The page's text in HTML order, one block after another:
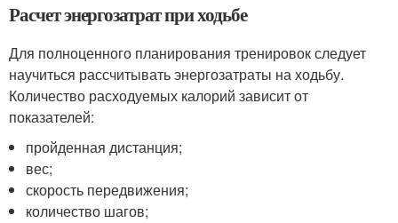
Расчет энергозатрат при ходьбе
Для полноценного планирования тренировок следует
научиться рассчитывать энергозатраты на ходьбу.
Количество расходуемых калорий зависит от
показателей:
пройденная дистанция;
вес;
скорость передвижения;
количество шагов;